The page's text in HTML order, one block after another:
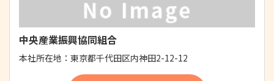
中央産業振興協同組合
本社所在地： 東京都千代田区内神田2-12-12